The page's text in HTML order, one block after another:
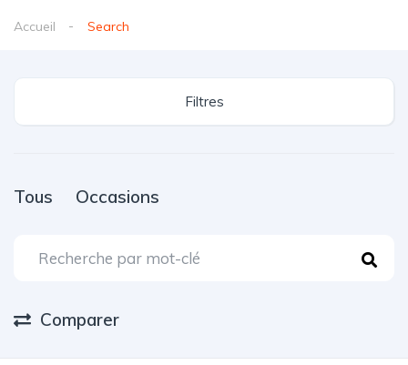
Accueil Search
Filtres
Tous Occasions
Comparer